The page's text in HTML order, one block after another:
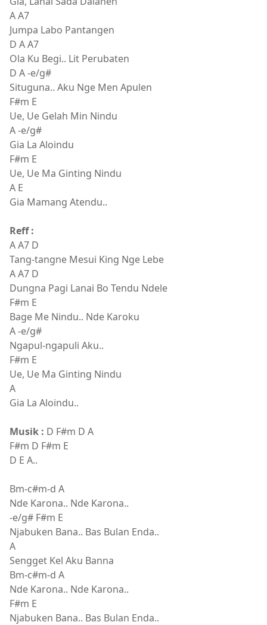
A A7
Jumpa Labo Pantangen
D A A7
Ola Ku Begi.. Lit Perubaten
D A -e/g#
Situguna.. Aku Nge Men Apulen
F#m E
Ue, Ue Gelah Min Nindu
A -e/g#
Gia La Aloindu
F#m E
Ue, Ue Ma Ginting Nindu
A E
Gia Mamang Atendu..
Reff :
A A7 D
Tang-tangne Mesui King Nge Lebe
A A7 D
Dungna Pagi Lanai Bo Tendu Ndele
F#m E
Bage Me Nindu.. Nde Karoku
A -e/g#
Ngapul-ngapuli Aku..
F#m E
Ue, Ue Ma Ginting Nindu
A
Gia La Aloindu..
Musik : D F#m D A
F#m D F#m E
D E A..
Bm-c#m-d A
Nde Karona.. Nde Karona..
-e/g# F#m E
Njabuken Bana.. Bas Bulan Enda..
A
Sengget Kel Aku Banna
Bm-c#m-d A
Nde Karona.. Nde Karona..
F#m E
Njabuken Bana.. Bas Bulan Enda..